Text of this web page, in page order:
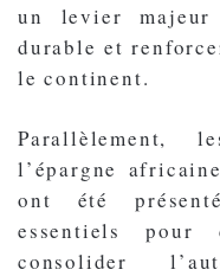
un levier
durable et
le continent.
Parallèlement,
l’épargne
ont été
essentiels pour
consolider